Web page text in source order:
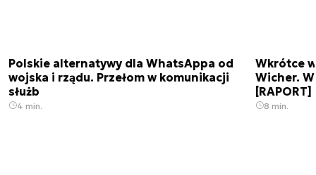
Polskie alternatywy dla WhatsAppa od
wojska i rządu. Przełom w komunikacji
służb
4 min.
Wkrótce
Wicher.
[RAPORT]
8 min.